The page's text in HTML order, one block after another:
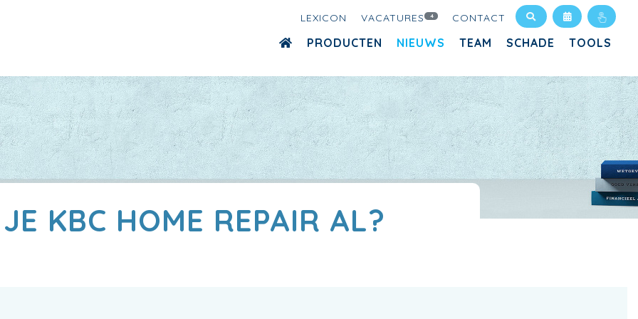
LEXICON VACATURES 4 CONTACT
PRODUCTEN NIEUWS TEAM SCHADE TOOLS
KBC HOME REPAIR AL?